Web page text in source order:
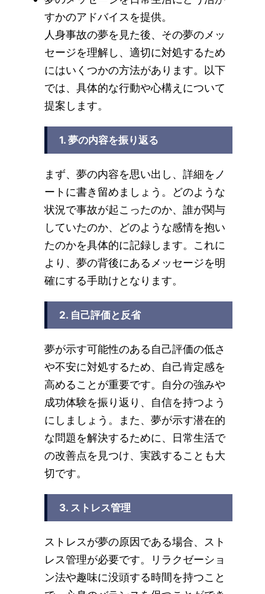
すかのアドバイスを提供。
人身事故の夢を見た後、その夢のメッ
セージを理解し、適切に対処するため
にはいくつかの方法があります。以下
では、具体的な行動や心構えについて
提案します。
1. 夢の内容を振り返る
まず、夢の内容を思い出し、詳細をノ
ートに書き留めましょう。どのような
状況で事故が起こったのか、誰が関与
していたのか、どのような感情を抱い
たのかを具体的に記録します。これに
より、夢の背後にあるメッセージを明
確にする手助けとなります。
2. 自己評価と反省
夢が示す可能性のある自己評価の低さ
や不安に対処するため、自己肯定感を
高めることが重要です。自分の強みや
成功体験を振り返り、自信を持つよう
にしましょう。また、夢が示す潜在的
な問題を解決するために、日常生活で
の改善点を見つけ、実践することも大
切です。
3. ストレス管理
ストレスが夢の原因である場合、スト
レス管理が必要です。リラクゼーショ
ン法や趣味に没頭する時間を持つこと